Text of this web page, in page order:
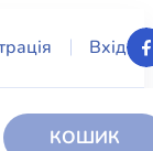
Вхід
КОШИК